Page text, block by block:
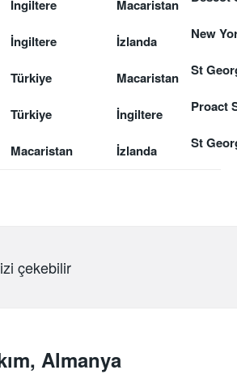
İngiltere Macaristan
İngiltere İzlanda New
Türkiye Macaristan St
Türkiye İngiltere Proact
Macaristan İzlanda St
çekebilir
Almanya